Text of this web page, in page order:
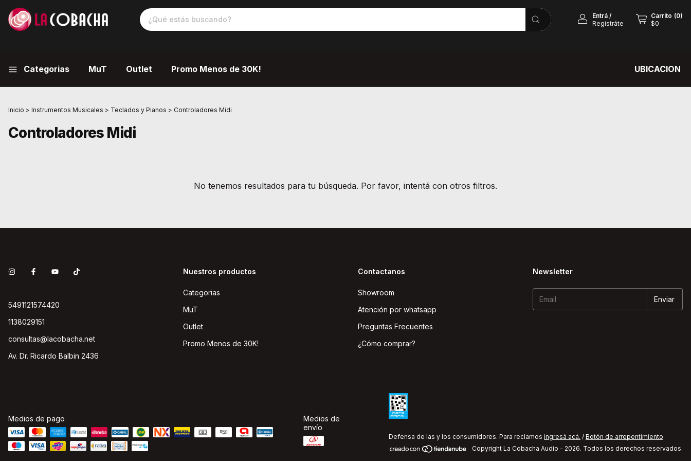
Entrá/
Registráte
Carrito (0)
$0
Categorias MuT Outlet Promo Menos de 30K! UBICACION
Inicio > Instrumentos Musicales > Teclados y Pianos > Controladores Midi
Controladores Midi
No tenemos resultados para tu búsqueda. Por favor, intentá con otros filtros.
5491121574420
1138029151
consultas@lacobacha.net
Av. Dr. Ricardo Balbin 2436
Nuestros productos
Categorias
MuT
Outlet
Promo Menos de 30K!
Contactanos
Showroom
Atención por whatsapp
Preguntas Frecuentes
¿Cómo comprar?
Newsletter
Medios de pago
Medios de
envío
Defensa de las y los consumidores. Para reclamos ingresá acá. / Botón de arrepentimiento
Copyright La Cobacha Audio - 2026. Todos los derechos reservados.